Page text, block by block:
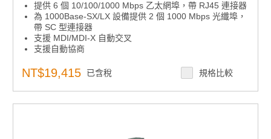
提供 6 個 10/100/1000 Mbps 乙太網埠，帶 RJ45 連接器
為 1000Base-SX/LX 設備提供 2 個 1000 Mbps 光纖埠，
帶 SC 型連接器
支援 MDI/MDI-X 自動交叉
支援自動協商
提供靈活的安裝：DIN導軌和壁掛式安裝
提供鏈路故障直通 （LFP）
巨型幀：9216 位元組
NT$19,415 已含稅 規格比較